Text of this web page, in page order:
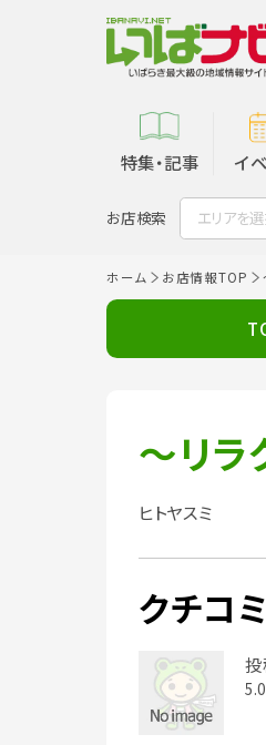
特集・記事 イ
お店検索 エリアを
ホーム お店情報TOP
～リラ
ヒトヤスミ
クチコミ
5.0